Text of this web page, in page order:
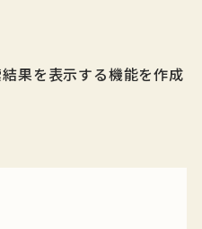
果を表示する機能を作成